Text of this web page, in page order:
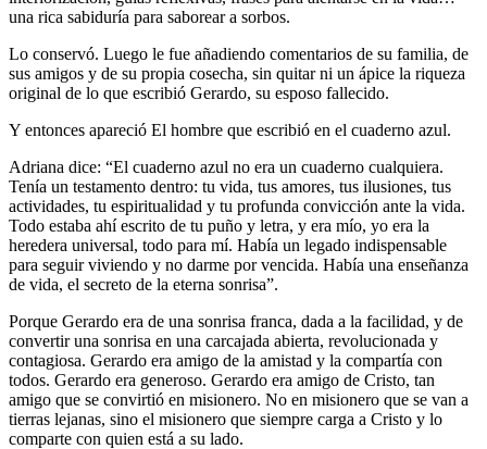
una rica sabiduría para saborear a sorbos.
Lo conservó. Luego le fue añadiendo comentarios de su familia, de
sus amigos y de su propia cosecha, sin quitar ni un ápice la riqueza
original de lo que escribió Gerardo, su esposo fallecido.
Y entonces apareció El hombre que escribió en el cuaderno azul.
Adriana dice: “El cuaderno azul no era un cuaderno cualquiera.
Tenía un testamento dentro: tu vida, tus amores, tus ilusiones, tus
actividades, tu espiritualidad y tu profunda convicción ante la vida.
Todo estaba ahí escrito de tu puño y letra, y era mío, yo era la
heredera universal, todo para mí. Había un legado indispensable
para seguir viviendo y no darme por vencida. Había una enseñanza
de vida, el secreto de la eterna sonrisa”.
Porque Gerardo era de una sonrisa franca, dada a la facilidad, y de
convertir una sonrisa en una carcajada abierta, revolucionada y
contagiosa. Gerardo era amigo de la amistad y la compartía con
todos. Gerardo era generoso. Gerardo era amigo de Cristo, tan
amigo que se convirtió en misionero. No en misionero que se van a
tierras lejanas, sino el misionero que siempre carga a Cristo y lo
comparte con quien está a su lado.